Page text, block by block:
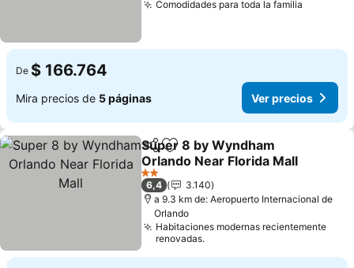
Comodidades para toda la familia
De $ 166.764
Mira precios de 5 páginas Ver precios
CompartirAgregar a favoritos
Super 8 by Wyndham
Orlando Near Florida Mall
Ver precios
2 Estrellas
6,4
3.140
a 9.3 km de: Aeropuerto Internacional de
Orlando
Habitaciones modernas recientemente
renovadas.